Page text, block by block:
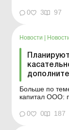
ограничений к
наличными в
0 3 97
Новости
Больше по теме: Денежные взносы в
капитал ООО:
наработке
0 0 187